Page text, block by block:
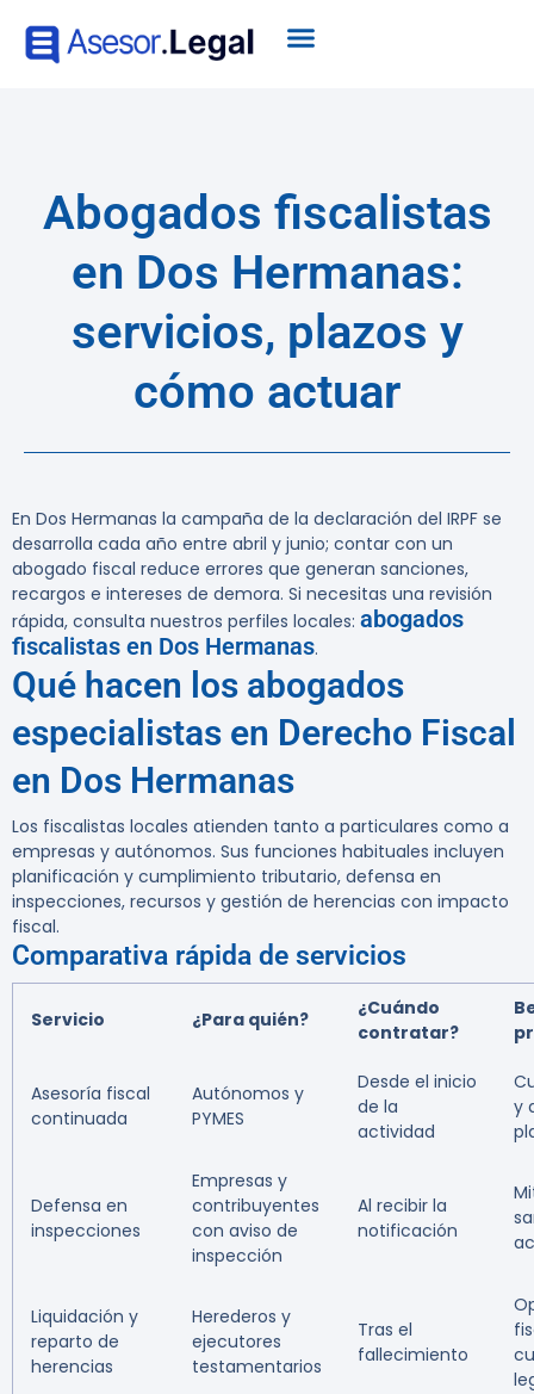
Abogados fiscalistas
en Dos Hermanas:
servicios, plazos y
cómo actuar
En Dos Hermanas la campaña de la declaración del IRPF se
desarrolla cada año entre abril y junio; contar con un
abogado fiscal reduce errores que generan sanciones,
recargos e intereses de demora. Si necesitas una revisión
rápida, consulta nuestros perfiles locales: abogados
fiscalistas en Dos Hermanas.
Qué hacen los abogados
especialistas en Derecho Fiscal
en Dos Hermanas
Los fiscalistas locales atienden tanto a particulares como a
empresas y autónomos. Sus funciones habituales incluyen
planificación y cumplimiento tributario, defensa en
inspecciones, recursos y gestión de herencias con impacto
fiscal.
Comparativa rápida de servicios
Servicio ¿Para quién?
¿Cuándo
contratar?
Asesoría fiscal
continuada
Autónomos y
PYMES
Desde el inicio
de la
actividad
y
Defensa en
inspecciones
Empresas y
contribuyentes
con aviso de
inspección
Al recibir la
notificación
Liquidación y
reparto de
herencias
Herederos y
ejecutores
testamentarios
Tras el
fallecimiento